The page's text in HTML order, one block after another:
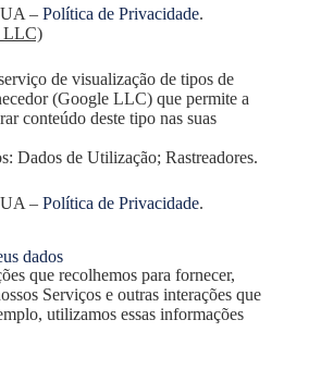
– Política de Privacidade.
LLC)
de visualização de tipos de
(Google LLC) que permite a
conteúdo deste tipo nas suas
Dados de Utilização; Rastreadores.
– Política de Privacidade.
dados
que recolhemos para fornecer,
Serviços e outras interações que
utilizamos essas informações